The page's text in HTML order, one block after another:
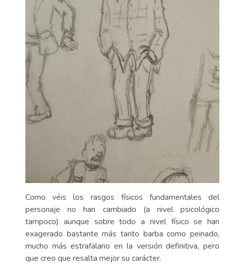
Como véis los rasgos físicos fundamentales del
personaje no han cambiado (a nivel psicológico
tampoco) aunque sobre todo a nivel físico se han
exagerado bastante más tanto barba como peinado,
mucho más estrafalario en la versión definitiva, pero
que creo que resalta mejor su carácter.